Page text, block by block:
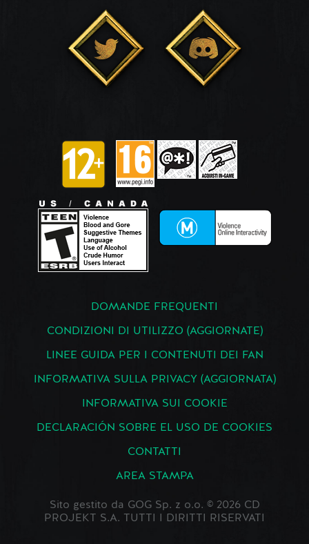
DOMANDE FREQUENTI
CONDIZIONI DI UTILIZZO (AGGIORNATE)
LINEE GUIDA PER I CONTENUTI DEI FAN
INFORMATIVA SULLA PRIVACY (AGGIORNATA)
INFORMATIVA SUI COOKIE
DECLARACIÓN SOBRE EL USO DE COOKIES
CONTATTI
AREA STAMPA
Sito gestito da GOG Sp. z o.o. © 2026 CD
PROJEKT S.A. TUTTI I DIRITTI RISERVATI